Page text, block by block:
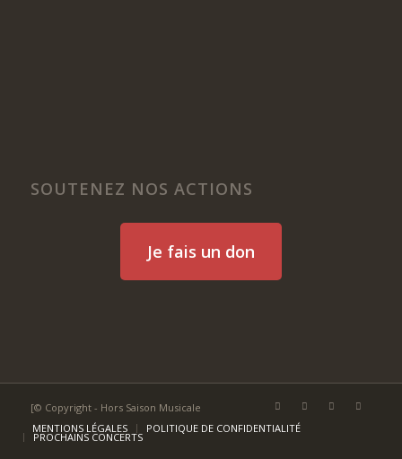
SOUTENEZ NOS ACTIONS
Je fais un don
[© Copyright - Hors Saison Musicale
MENTIONS LÉGALES
POLITIQUE DE CONFIDENTIALITÉ
PROCHAINS CONCERTS